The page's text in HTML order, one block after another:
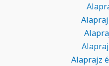
Alaprajz